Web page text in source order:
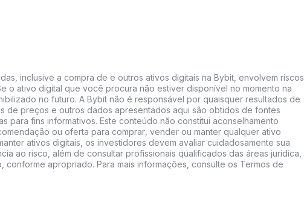
inclusive a compra de e outros ativos digitais na Bybit, envolvem riscos
o ativo digital que você procura não estiver disponível no momento na
no futuro. A Bybit não é responsável por quaisquer resultados de
de preços e outros dados apresentados aqui são obtidos de fontes
para fins informativos. Este conteúdo não constitui aconselhamento
ou oferta para comprar, vender ou manter qualquer ativo
ativos digitais, os investidores devem avaliar cuidadosamente sua
ao risco, além de consultar profissionais qualificados das áreas jurídica,
conforme apropriado. Para mais informações, consulte os Termos de